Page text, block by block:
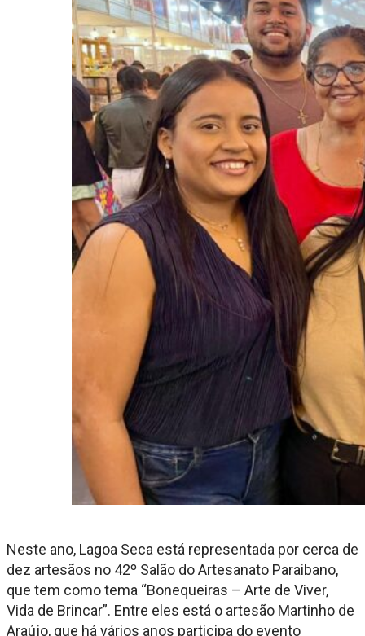
Neste ano, Lagoa Seca está representada por cerca de
dez artesãos no 42º Salão do Artesanato Paraibano,
que tem como tema “Bonequeiras – Arte de Viver,
Vida de Brincar”. Entre eles está o artesão Martinho de
Araújo, que há vários anos participa do evento